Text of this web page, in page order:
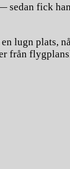
sedan fick
lugn plats,
från